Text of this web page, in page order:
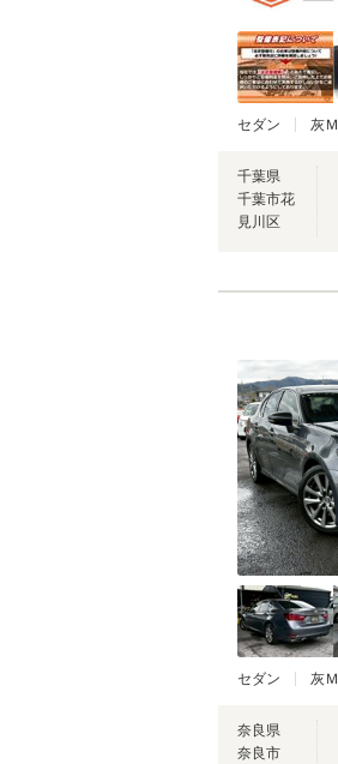
セダン 灰Ｍ
千葉県
千葉市花
見川区
セダン 灰Ｍ
奈良県
奈良市